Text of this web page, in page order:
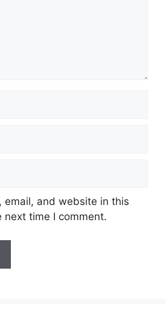
email, and website in this
next time I comment.